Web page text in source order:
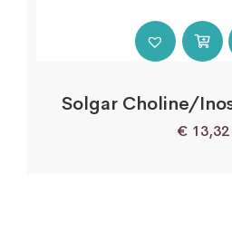
Solgar Choline/
€ 13,32